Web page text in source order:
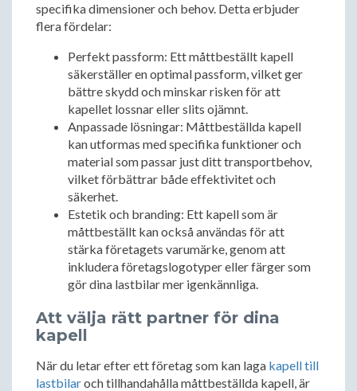
specifika dimensioner och behov. Detta erbjuder
flera fördelar:
Perfekt passform: Ett måttbeställt kapell
säkerställer en optimal passform, vilket ger
bättre skydd och minskar risken för att
kapellet lossnar eller slits ojämnt.
Anpassade lösningar: Måttbeställda kapell
kan utformas med specifika funktioner och
material som passar just ditt transportbehov,
vilket förbättrar både effektivitet och
säkerhet.
Estetik och branding: Ett kapell som är
måttbeställt kan också användas för att
stärka företagets varumärke, genom att
inkludera företagslogotyper eller färger som
gör dina lastbilar mer igenkännliga.
Att välja rätt partner för dina
kapell
När du letar efter ett företag som kan laga kapell till
lastbilaroch tillhandahålla måttbeställda kapell, är